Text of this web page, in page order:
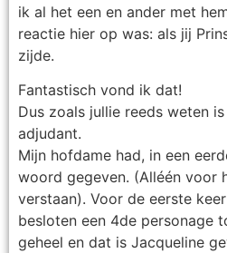
ik al het een en ander met
reactie hier op was: als jij
zijde.
Fantastisch vond ik dat!
Dus zoals jullie reeds weten
adjudant.
Mijn hofdame had, in een
woord gegeven. (Alléén voor
verstaan). Voor de eerste
besloten een 4de personage
geheel en dat is Jacqueline